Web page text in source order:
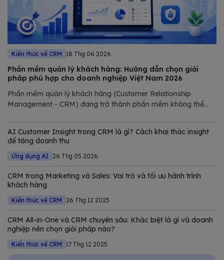
Kiến thức về CRM 18 Thg 06 2026
Phần mềm quản lý khách hàng: Hướng dẫn chọn giải
pháp phù hợp cho doanh nghiệp Việt Nam 2026
Phần mềm quản lý khách hàng (Customer Relationship
Management - CRM) đang trở thành phần mềm không thể
Trong bài viết này, Bizfly tổng hợp và phân tích chi tiết các
giải pháp CRM tốt nhất
AI Customer Insight trong CRM là gì? Cách khai thác insight
để tăng doanh thu
Ứng dụng AI 26 Thg 05 2026
CRM trong Marketing và Sales: Vai trò và tối ưu hành trình
khách hàng
Kiến thức về CRM 26 Thg 12 2025
CRM All-in-One và CRM chuyên sâu: Khác biệt là gì và doanh
nghiệp nên chọn giải pháp nào?
Kiến thức về CRM 17 Thg 12 2025